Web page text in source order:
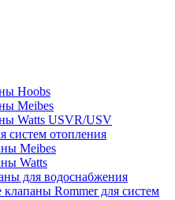
Hoobs
Meibes
Watts USVR/USV
систем отопления
Meibes
Watts
для водоснабжения
Rommer для систем